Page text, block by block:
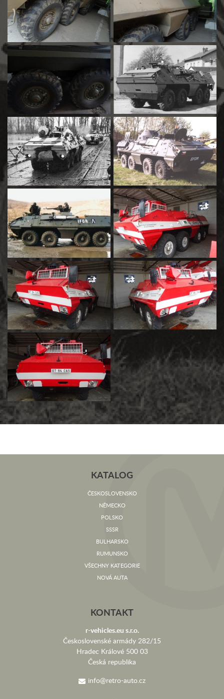
KATALOG
ČESKOSLOVENSKO
NĚMECKO
POLSKO
SSSR
BULHARSKO
RUMUNSKO
VŠECHNY KATEGORIE
NOVÁ AUTA
KONTAKT
r-vehicles.eu s.r.o.
Československé armády 282/15
Hradec Králové 500 03
Česká republika
info@retro-auto.cz